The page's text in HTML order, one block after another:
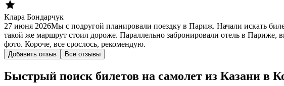
Клара Бондарчук
27 июня 2026Мы с подругой планировали поездку в Париж. Начали искать
такой же маршрут стоил дороже. Параллельно забронировали отель в
фото. Короче, все срослось, рекомендую.
Добавить отзыв Все отзывы
Быстрый поиск билетов на самолет из Казани в